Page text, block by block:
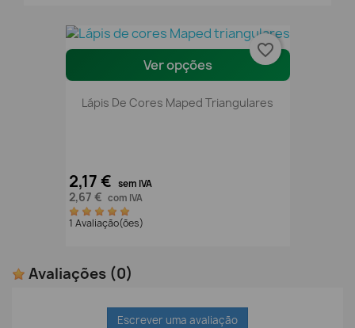
Ver opções
Lápis De Cores Maped Triangulares
2,17 € sem IVA
2,67 € com IVA
1 Avaliação(ões)
favorite_border
Avaliações (0)
Escrever uma avaliação